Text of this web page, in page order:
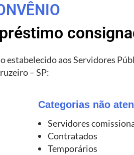
estabelecido aos Servidores
– SP:
Categorias não
Servidores
Contratados
Temporários